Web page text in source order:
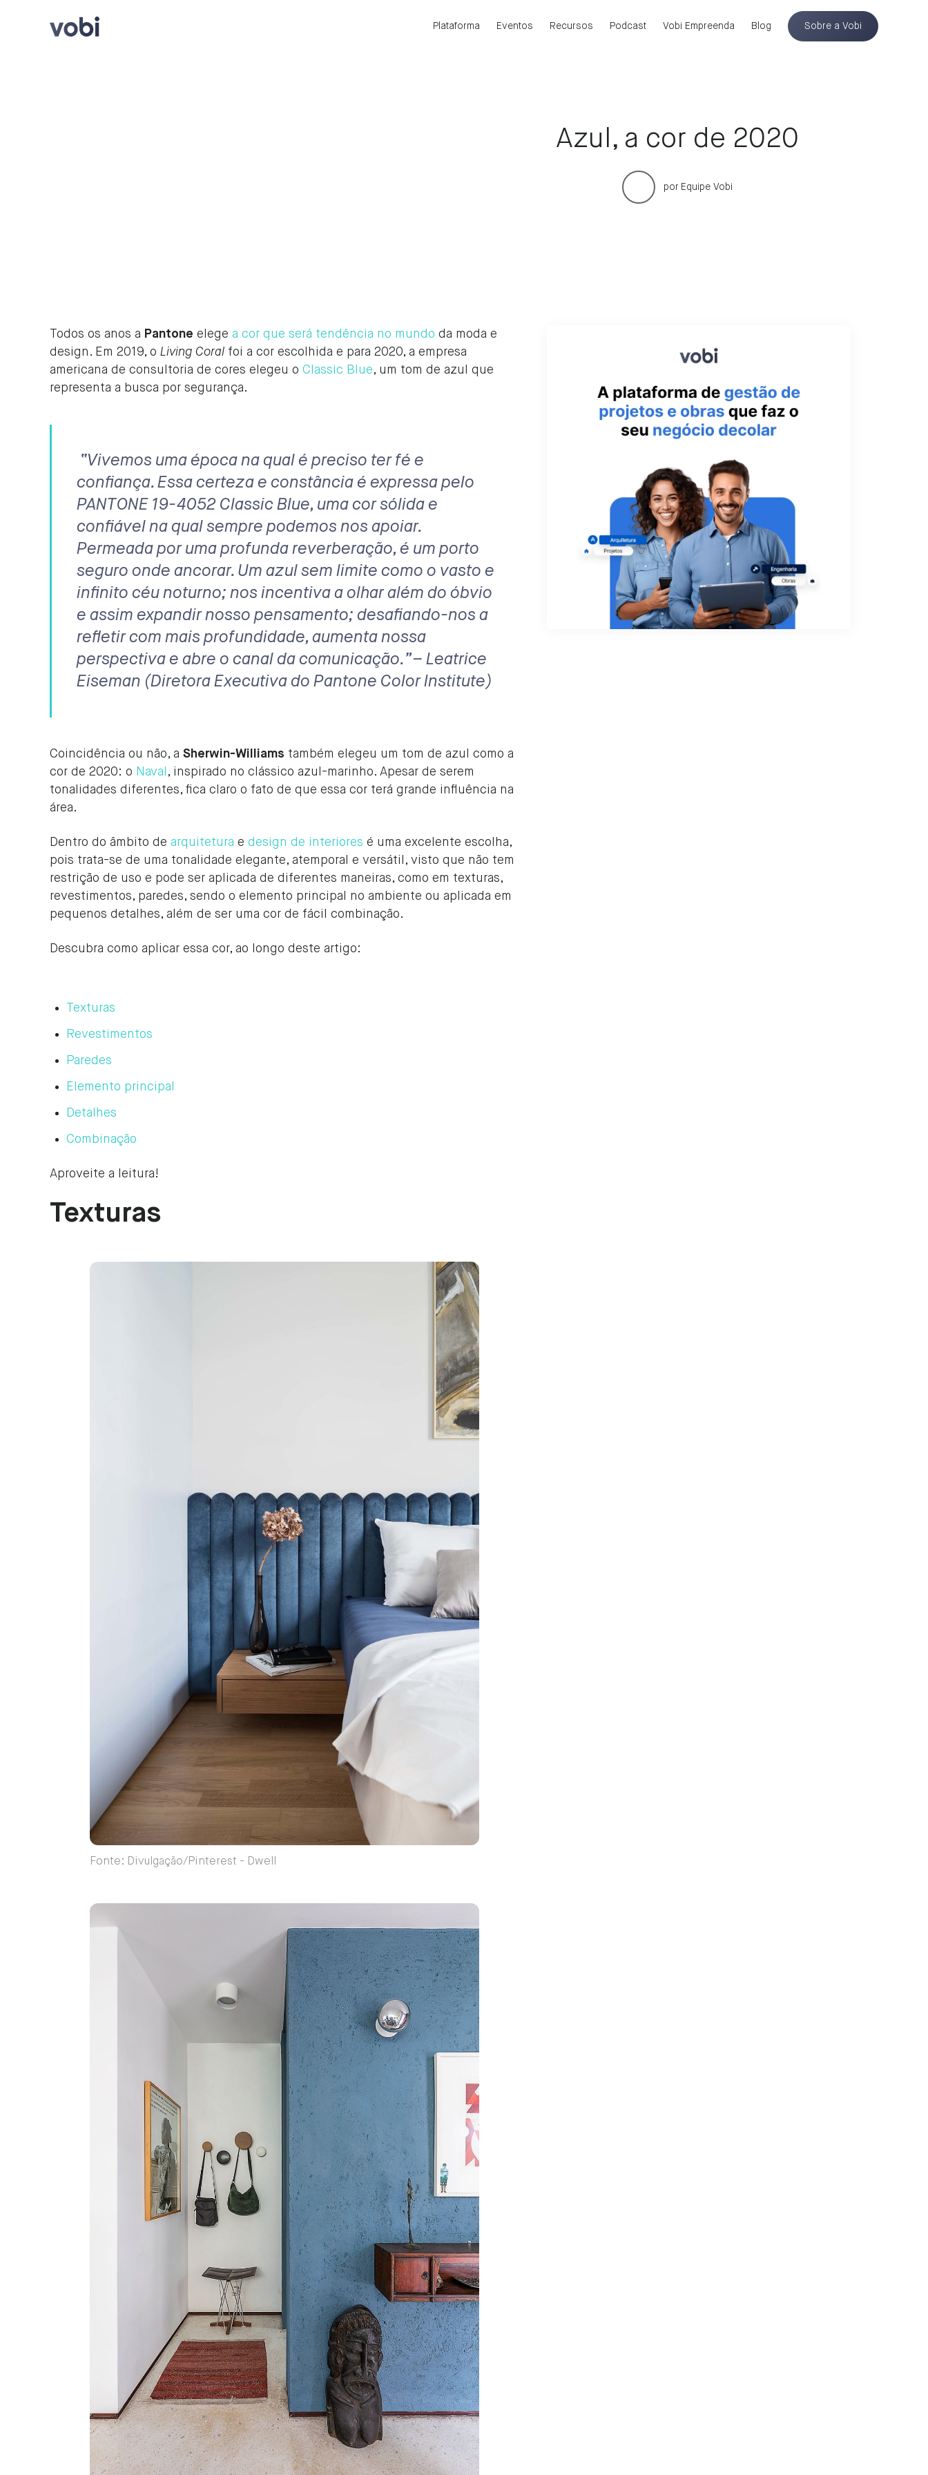
Plataforma Eventos Recursos Podcast Vobi Empreenda Blog Sobre a Vobi
Azul, a cor de 2020
por Equipe Vobi
Todos os anos a Pantone elege a cor que será tendência no mundo da moda e
design. Em 2019, o Living Coral foi a cor escolhida e para 2020, a empresa
americana de consultoria de cores elegeu o Classic Blue, um tom de azul que
representa a busca por segurança.
“Vivemos uma época na qual é preciso ter fé e
confiança. Essa certeza e constância é expressa pelo
PANTONE 19-4052 Classic Blue, uma cor sólida e
confiável na qual sempre podemos nos apoiar.
Permeada por uma profunda reverberação, é um porto
seguro onde ancorar. Um azul sem limite como o vasto e
infinito céu noturno; nos incentiva a olhar além do óbvio
e assim expandir nosso pensamento; desafiando-nos a
refletir com mais profundidade, aumenta nossa
perspectiva e abre o canal da comunicação.”– Leatrice
Eiseman (Diretora Executiva do Pantone Color Institute)
Coincidência ou não, a Sherwin-Williams também elegeu um tom de azul como a
cor de 2020: o Naval , inspirado no clássico azul-marinho. Apesar de serem
tonalidades diferentes, fica claro o fato de que essa cor terá grande influência na
área.
Dentro do âmbito de arquitetura e design de interiores é uma excelente escolha,
pois trata-se de uma tonalidade elegante, atemporal e versátil, visto que não tem
restrição de uso e pode ser aplicada de diferentes maneiras, como em texturas,
revestimentos, paredes, sendo o elemento principal no ambiente ou aplicada em
pequenos detalhes, além de ser uma cor de fácil combinação.
Descubra como aplicar essa cor, ao longo deste artigo:
Texturas
Revestimentos
Paredes
Elemento principal
Detalhes
Combinação
Aproveite a leitura!
Texturas
Fonte: Divulgação/Pinterest - Dwell